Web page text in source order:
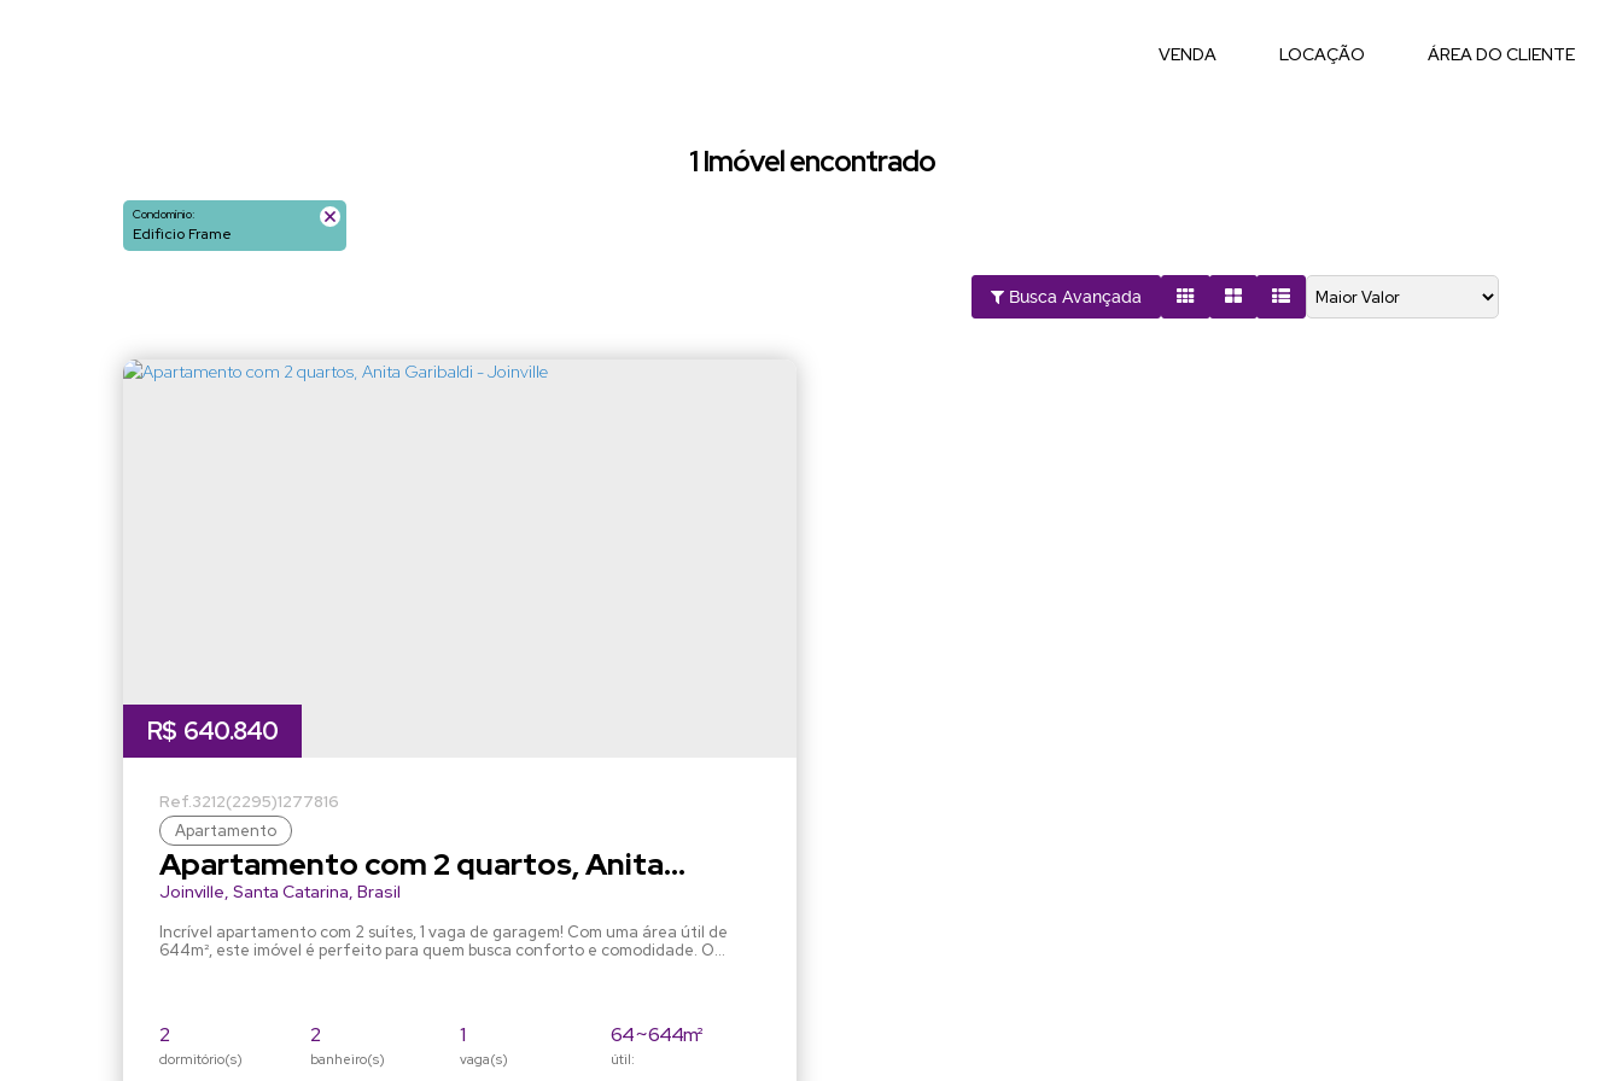
ÁREA DO CLIENTE
LOCAÇÃO
VENDA
1 Imóvel encontrado
Condomínio:
Edificio Frame
Busca Avançada
R$ 640.840
Apartamento com 2 quartos, Anita
Garibaldi - Joinville
Apartamento
3212(2295)1277816
Joinville Santa Catarina Brasil
2
dormitório(s)
2
banheiro(s)
1
vaga(s) útil:
64 ~ 644m²
Incrível apartamento com 2 suítes, 1 vaga de garagem! Com uma área útil de
644m², este imóvel é perfeito para quem busca conforto e comodidade. O